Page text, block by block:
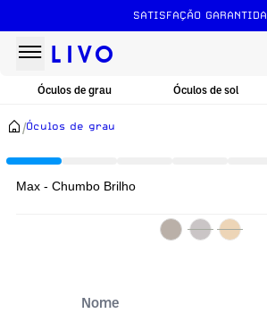
SATISFAÇÃO GARANTIDA
Óculos de grau Óculos de sol
/Óculos de grau
Max - Chumbo Brilho